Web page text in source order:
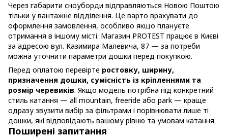
Через габарити сноуборди відправляються Новою Поштою
тільки у вантажне відділення. Це варто врахувати до
оформлення замовлення, особливо якщо плануєте
отримання в іншому місті. Магазин PROTEST працює в Києві
за адресою вул. Казимира Малевича, 87 — за потреби
можна уточнити параметри дошки перед покупкою.
Перед оплатою перевірте ростовку, ширину,
призначення дошки, сумісність із кріпленнями та
розмір черевиків. Якщо модель потрібна під конкретний
стиль катання — all mountain, freeride або park — краще
одразу звузити вибір за фільтрами і порівнювати лише ті
дошки, які відповідають вашому рівню та умовам катання.
Поширені запитання